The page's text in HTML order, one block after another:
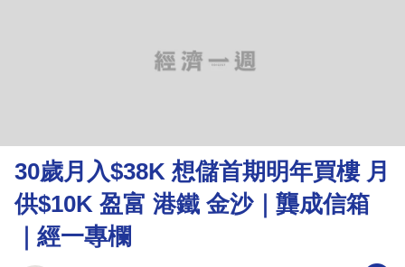
理
財
商
業
30歲月入$38K 想儲首期明年買樓 月
供$10K 盈富 港鐵 金沙｜龔成信箱
｜經一專欄